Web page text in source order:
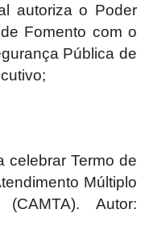
autoriza o Poder
Fomento com o
Pública de
celebrar Termo de
Múltiplo
Autor: